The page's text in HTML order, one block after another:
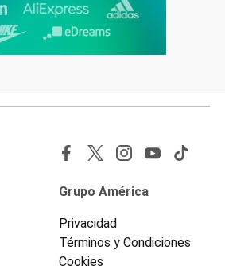
Grupo América
Privacidad
Términos y Condiciones
Cookies